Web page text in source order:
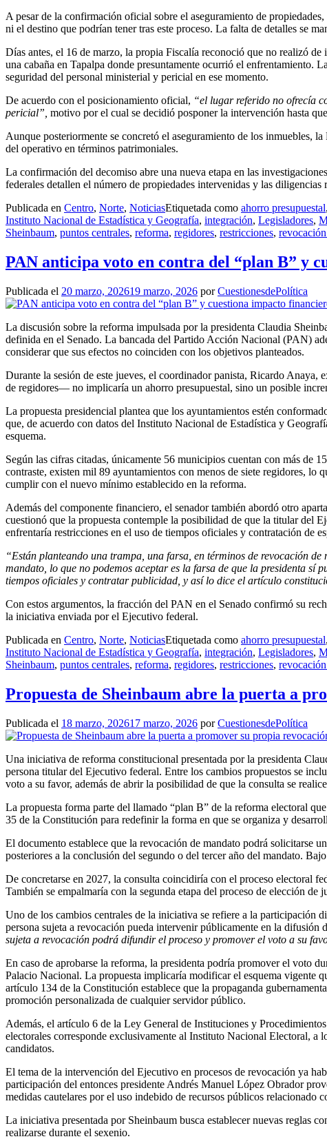
A pesar de la confirmación oficial sobre el aseguramiento de
ni el destino que podrían tener tras este proceso. La falta de detalles se
Días antes, el 16 de marzo, la propia Fiscalía reconoció que no realizó
una cabaña en Tapalpa donde presuntamente ocurrió el enfrentamiento.
seguridad del personal ministerial y pericial en ese momento.
De acuerdo con el posicionamiento oficial, “el lugar referido no ofrecía
pericial”, motivo por el cual se decidió posponer la intervención hasta
Aunque posteriormente se concretó el aseguramiento de los inmuebles,
del operativo en términos patrimoniales.
La confirmación del decomiso abre una nueva etapa en las
federales detallen el número de propiedades intervenidas y las diligencias
Publicada en Centro, Norte, NoticiasEtiquetada como ahorro presupuestal,
Instituto Nacional de Estadística y Geografía, integración, Legisladores,
Sheinbaum, puntos centrales, reforma, regidores, restricciones,
PAN anticipa voto en contra del “plan B” y
Publicada el 20 marzo, 202619 marzo, 2026 porCuestionesdePolítica
La discusión sobre la reforma impulsada por la presidenta Claudia
definida en el Senado. La bancada del Partido Acción Nacional (PAN)
considerar que sus efectos no coinciden con los objetivos planteados.
Durante la sesión de este jueves, el coordinador panista, Ricardo
de regidores— no implicaría un ahorro presupuestal, sino un posible
La propuesta presidencial plantea que los ayuntamientos estén
que, de acuerdo con datos del Instituto Nacional de Estadística y
esquema.
Según las cifras citadas, únicamente 56 municipios cuentan con más de
contraste, existen mil 89 ayuntamientos con menos de siete regidores, lo
cumplir con el nuevo mínimo establecido en la reforma.
Además del componente financiero, el senador también abordó otro
cuestionó que la propuesta contemple la posibilidad de que la titular del
enfrentaría restricciones en el uso de tiempos oficiales y contratación de
“Están planteando una trampa, una farsa, en términos de revocación
mandato, lo que no podemos aceptar es la farsa de que la presidenta sí
tiempos oficiales y contratar publicidad, y así lo dice el artículo
Con estos argumentos, la fracción del PAN en el Senado confirmó su
la iniciativa enviada por el Ejecutivo federal.
Publicada en Centro, Norte, NoticiasEtiquetada como ahorro presupuestal,
Instituto Nacional de Estadística y Geografía, integración, Legisladores,
Sheinbaum, puntos centrales, reforma, regidores, restricciones,
Propuesta de Sheinbaum abre la puerta a
Publicada el 18 marzo, 202617 marzo, 2026 porCuestionesdePolítica
Una iniciativa de reforma constitucional presentada por la presidenta
persona titular del Ejecutivo federal. Entre los cambios propuestos se
voto a su favor, además de abrir la posibilidad de que la consulta se
La propuesta forma parte del llamado “plan B” de la reforma electoral
35 de la Constitución para redefinir la forma en que se organiza y
El documento establece que la revocación de mandato podrá solicitarse
posteriores a la conclusión del segundo o del tercer año del mandato.
De concretarse en 2027, la consulta coincidiría con el proceso electoral
También se empalmaría con la segunda etapa del proceso de elección de
Uno de los cambios centrales de la iniciativa se refiere a la participación
persona sujeta a revocación pueda intervenir públicamente en la
sujeta a revocación podrá difundir el proceso y promover el voto a su
En caso de aprobarse la reforma, la presidenta podría promover el voto
Palacio Nacional. La propuesta implicaría modificar el esquema vigente
artículo 134 de la Constitución establece que la propaganda
promoción personalizada de cualquier servidor público.
Además, el artículo 6 de la Ley General de Instituciones y
electorales corresponde exclusivamente al Instituto Nacional Electoral,
candidatos.
El tema de la intervención del Ejecutivo en procesos de revocación ya
participación del entonces presidente Andrés Manuel López Obrador
medidas cautelares por el uso indebido de recursos públicos relacionado
La iniciativa presentada por Sheinbaum busca establecer nuevas reglas
realizarse durante el sexenio.